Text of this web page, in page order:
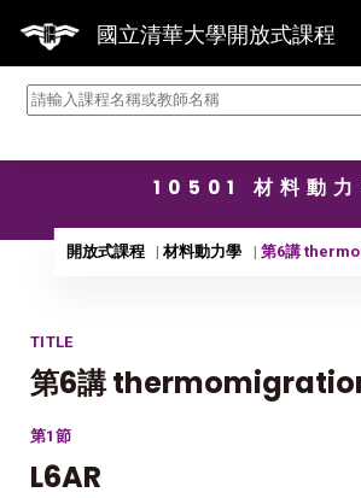
國立清華大學開放式課程
10501 材料動力
開放式課程 材料動力學 第6講
TITLE
第6講
第1節
L6AR